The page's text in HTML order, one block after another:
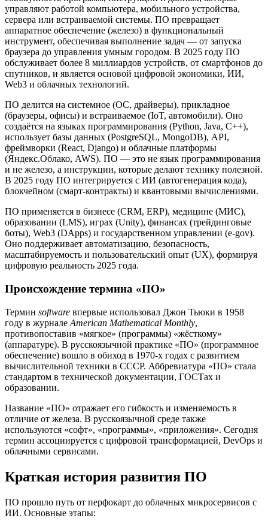
управляют работой компьютера, мобильного устройства,
сервера или встраиваемой системы. ПО превращает
аппаратное обеспечение (железо) в функциональный
инструмент, обеспечивая выполнение задач — от запуска
браузера до управления умным городом. В 2025 году ПО
обслуживает более 8 миллиардов устройств, от смартфонов до
спутников, и является основой цифровой экономики, ИИ,
Web3 и облачных технологий.
ПО делится на системное (ОС, драйверы), прикладное
(браузеры, офисы) и встраиваемое (IoT, автомобили). Оно
создаётся на языках программирования (Python, Java, C++),
использует базы данных (PostgreSQL, MongoDB), API,
фреймворки (React, Django) и облачные платформы
(Яндекс.Облако, AWS). ПО — это не язык программирования
и не железо, а инструкции, которые делают технику полезной.
В 2025 году ПО интегрируется с ИИ (автогенерация кода),
блокчейном (смарт-контракты) и квантовыми вычислениями.
ПО применяется в бизнесе (CRM, ERP), медицине (МИС),
образовании (LMS), играх (Unity), финансах (трейдинговые
боты), Web3 (DApps) и государственном управлении (e-gov).
Оно поддерживает автоматизацию, безопасность,
масштабируемость и пользовательский опыт (UX), формируя
цифровую реальность 2025 года.
Происхождение термина «ПО»
Термин software впервые использовал Джон Тьюки в 1958
году в журнале American Mathematical Monthly,
противопоставив «мягкое» (программы) «жёсткому»
(аппаратуре). В русскоязычной практике «ПО» (программное
обеспечение) вошло в обиход в 1970-х годах с развитием
вычислительной техники в СССР. Аббревиатура «ПО» стала
стандартом в технической документации, ГОСТах и
образовании.
Название «ПО» отражает его гибкость и изменяемость в
отличие от железа. В русскоязычной среде также
используются «софт», «программы», «приложения». Сегодня
термин ассоциируется с цифровой трансформацией, DevOps и
облачными сервисами.
Краткая история развития ПО
ПО прошло путь от перфокарт до облачных микросервисов с
ИИ. Основные этапы: